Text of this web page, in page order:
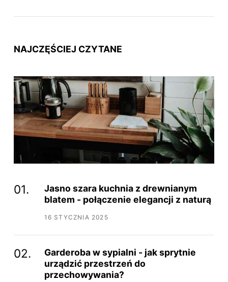
NAJCZĘŚCIEJ CZYTANE
Jasno szara kuchnia z drewnianym
blatem - połączenie elegancji z naturą
16 STYCZNIA 2025
Garderoba w sypialni - jak sprytnie
urządzić przestrzeń do
przechowywania?